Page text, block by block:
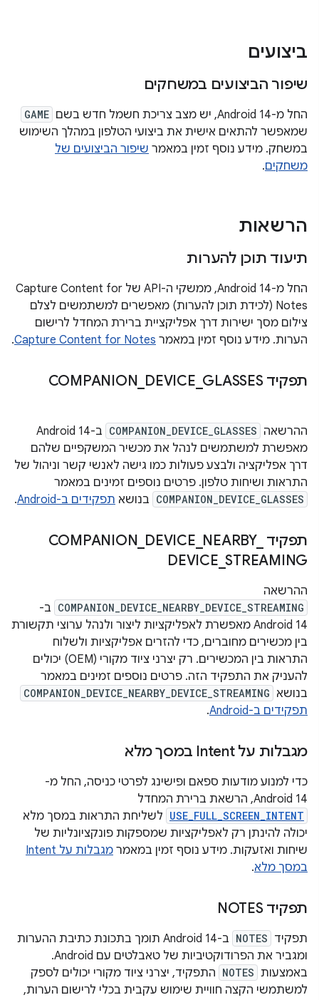
ביצועים
שיפור הביצועים במשחקים
החל מ-Android 14, יש מצב צריכת חשמל חדש בשם GAME
שמאפשר להתאים אישית את ביצועי הטלפון במהלך השימוש
במשחק. מידע נוסף זמין במאמר שיפור הביצועים של
משחקים.
הרשאות
תיעוד תוכן להערות
החל מ-Android 14, ממשקי ה-API של Capture Content for
Notes (לכידת תוכן להערות) מאפשרים למשתמשים לצלם
צילום מסך ישירות דרך אפליקציית ברירת המחדל לרישום
הערות. מידע נוסף זמין במאמר Capture Content for Notes
.
תפקיד COMPANION _DEVICE _GLASSES
ההרשאה COMPANION_DEVICE_GLASSES
ב-Android 14
מאפשרת למשתמשים לנהל את מכשיר המשקפיים שלהם
דרך אפליקציה ולבצע פעולות כמו גישה לאנשי קשר וניהול של
התראות ושיחות טלפון. פרטים נוספים זמינים במאמר
COMPANION_DEVICE_GLASSES בנושא תפקידים ב-Android .
תפקיד COMPANION _DEVICE _NEARBY
DEVICE _STREAMING
ההרשאה
COMPANION_DEVICE_NEARBY_DEVICE_STREAMING
ב-
Android 14 מאפשרת לאפליקציות ליצור ולנהל ערוצי תקשורת
בין מכשירים מחוברים, כדי להזרים אפליקציות ולשלוח
התראות בין המכשירים. רק יצרני ציוד מקורי (OEM) יכולים
להעניק את התפקיד הזה. פרטים נוספים זמינים במאמר
בנושא COMPANION_DEVICE_NEARBY_DEVICE_STREAMING
תפקידים ב-Android .
מגבלות על Intent במסך מלא
כדי למנוע מודעות ספאם ופישינג לפרטי כניסה, החל מ-
Android 14, הרשאת ברירת המחדל
USE_FULL_SCREEN_INTENT
לשליחת התראות במסך מלא
יכולה להינתן רק לאפליקציות שמספקות פונקציונליות של
שיחות ואזעקות. מידע נוסף זמין במאמר
מגבלות על Intent
במסך מלא.
תפקיד NOTES
תפקיד NOTES
ב-Android 14 תומך בתכונת כתיבת ההערות
ומגביר את הפרודוקטיביות של טאבלטים עם Android.
באמצעות NOTES
התפקיד, יצרני ציוד מקורי יכולים לספק
למשתמשי הקצה חוויית שימוש עקבית בכלי לרישום הערות,